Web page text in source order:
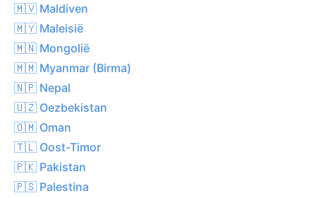
🇲🇻 Maldiven
🇲🇾 Maleisië
🇲🇳 Mongolië
🇲🇲 Myanmar (Birma)
🇳🇵 Nepal
🇺🇿 Oezbekistan
🇴🇲 Oman
🇹🇱 Oost-Timor
🇵🇰 Pakistan
🇵🇸 Palestina